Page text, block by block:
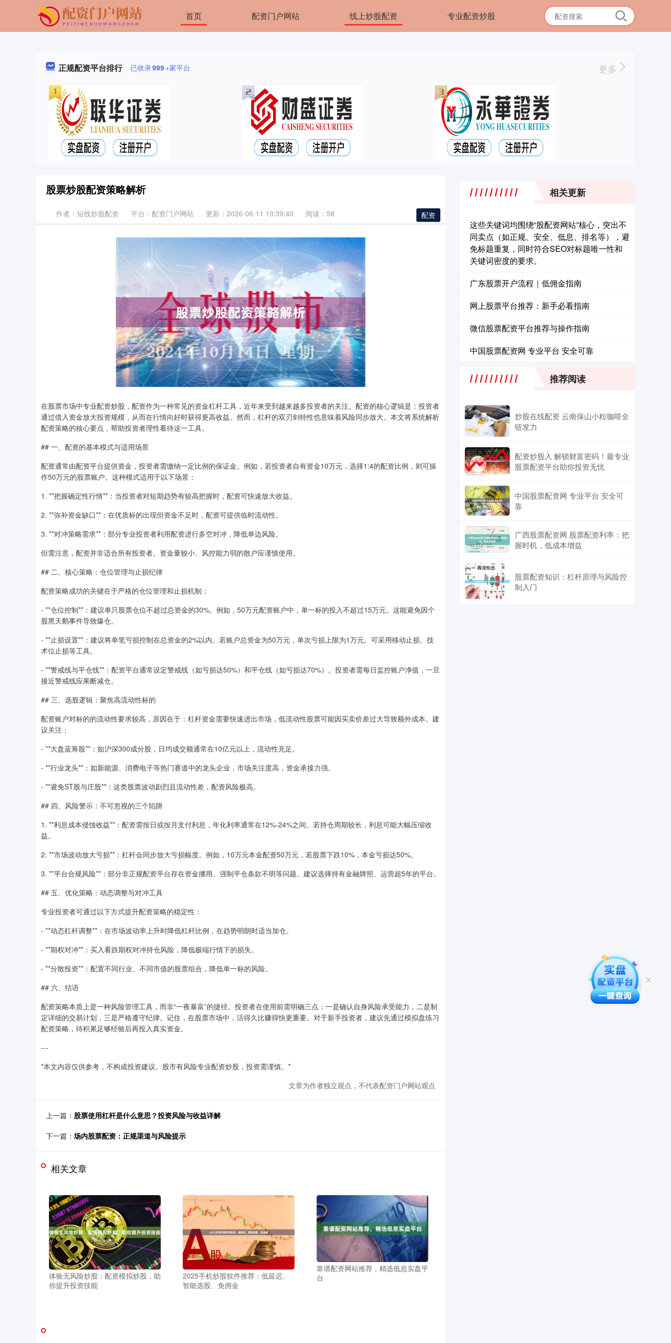
首页 配资门户网站 线上炒股配资 专业配资炒股
正规配资平台排行 已收录999+家平台 更多
股票炒股配资策略解析
配资
作者：短线炒股配资 平台：配资门户网站 更新：2026-06-11 10:39:40 阅读：58
在股票市场中专业配资炒股，配资作为一种常见的资金杠杆工具，近年来受到越来越多投资者的关注。配资的核心逻辑是：投资者
通过借入资金放大投资规模，从而在行情向好时获得更高收益。然而，杠杆的双刃剑特性也意味着风险同步放大。本文将系统解析
配资策略的核心要点，帮助投资者理性看待这一工具。
## 一、配资的基本模式与适用场景
配资通常由配资平台提供资金，投资者需缴纳一定比例的保证金。例如，若投资者自有资金10万元，选择1:4的配资比例，则可操
作50万元的股票账户。这种模式适用于以下场景：
1. **把握确定性行情**：当投资者对短期趋势有较高把握时，配资可快速放大收益。
2. **弥补资金缺口**：在优质标的出现但资金不足时，配资可提供临时流动性。
3. **对冲策略需求**：部分专业投资者利用配资进行多空对冲，降低单边风险。
但需注意，配资并非适合所有投资者。资金量较小、风控能力弱的散户应谨慎使用。
## 二、核心策略：仓位管理与止损纪律
配资策略成功的关键在于严格的仓位管理和止损机制：
- **仓位控制**：建议单只股票仓位不超过总资金的30%。例如，50万元配资账户中，单一标的投入不超过15万元。这能避免因个
股黑天鹅事件导致爆仓。
- **止损设置**：建议将单笔亏损控制在总资金的2%以内。若账户总资金为50万元，单次亏损上限为1万元。可采用移动止损、技
术位止损等工具。
- **警戒线与平仓线**：配资平台通常设定警戒线（如亏损达50%）和平仓线（如亏损达70%）。投资者需每日监控账户净值，一旦
接近警戒线应果断减仓。
## 三、选股逻辑：聚焦高流动性标的
配资账户对标的的流动性要求较高，原因在于：杠杆资金需要快速进出市场，低流动性股票可能因买卖价差过大导致额外成本。建
议关注：
- **大盘蓝筹股**：如沪深300成分股，日均成交额通常在10亿元以上，流动性充足。
- **行业龙头**：如新能源、消费电子等热门赛道中的龙头企业，市场关注度高，资金承接力强。
- **避免ST股与庄股**：这类股票波动剧烈且流动性差，配资风险极高。
## 四、风险警示：不可忽视的三个陷阱
1. **利息成本侵蚀收益**：配资需按日或按月支付利息，年化利率通常在12%-24%之间。若持仓周期较长，利息可能大幅压缩收
益。
2. **市场波动放大亏损**：杠杆会同步放大亏损幅度。例如，10万元本金配资50万元，若股票下跌10%，本金亏损达50%。
3. **平台合规风险**：部分非正规配资平台存在资金挪用、强制平仓条款不明等问题。建议选择持有金融牌照、运营超5年的平台。
## 五、优化策略：动态调整与对冲工具
专业投资者可通过以下方式提升配资策略的稳定性：
- **动态杠杆调整**：在市场波动率上升时降低杠杆比例，在趋势明朗时适当加仓。
- **期权对冲**：买入看跌期权对冲持仓风险，降低极端行情下的损失。
- **分散投资**：配置不同行业、不同市值的股票组合，降低单一标的风险。
## 六、结语
配资策略本质上是一种风险管理工具，而非“一夜暴富”的捷径。投资者在使用前需明确三点：一是确认自身风险承受能力，二是制
定详细的交易计划，三是严格遵守纪律。记住，在股票市场中，活得久比赚得快更重要。对于新手投资者，建议先通过模拟盘练习
配资策略，待积累足够经验后再投入真实资金。
---
*本文内容仅供参考，不构成投资建议。股市有风险专业配资炒股，投资需谨慎。*
文章为作者独立观点，不代表配资门户网站观点
上一篇： 股票使用杠杆是什么意思？投资风险与收益详解
下一篇：场内股票配资：正规渠道与风险提示
相关文章
体验无风险炒股：配资模拟炒股，助
你提升投资技能
2025手机炒股软件推荐：低延迟、
智能选股、免佣金
靠谱配资网站推荐，精选低息实盘平
台
相关更新
这些关键词均围绕“股配资网站”核心，突出不
同卖点（如正规、安全、低息、排名等），避
免标题重复，同时符合SEO对标题唯一性和
关键词密度的要求。
广东股票开户流程｜低佣金指南
网上股票平台推荐：新手必看指南
微信股票配资平台推荐与操作指南
中国股票配资网 专业平台 安全可靠
推荐阅读
炒股在线配资 云南保山小粒咖啡全
链发力
配资炒股入 解锁财富密码！最专业
股票配资平台助你投资无忧
中国股票配资网 专业平台 安全可
靠
广西股票配资网 股票配资利率：把
握时机，低成本增益
股票配资知识：杠杆原理与风险控
制入门